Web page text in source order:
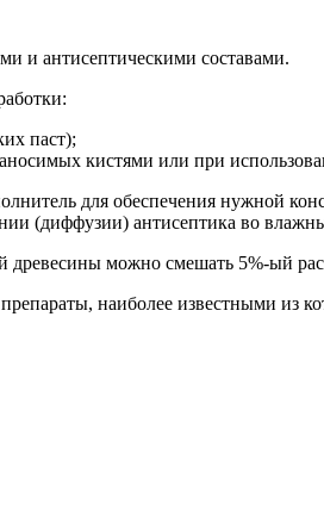
и антисептическими составами.
паст);
кистями или при
для обеспечения нужной
(диффузии) антисептика во
древесины можно смешать 5%-ый
наиболее известными из